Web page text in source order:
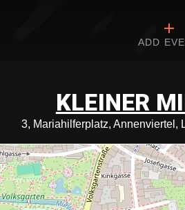
ADD
KLEINER
3, Mariahilferplatz, Annenviertel,